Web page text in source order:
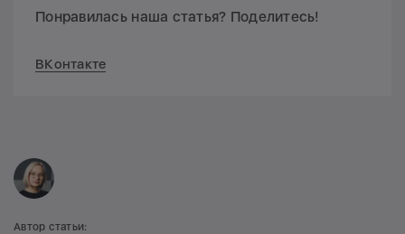
Понравилась наша статья? Поделитесь!
ВКонтакте
Автор статьи: